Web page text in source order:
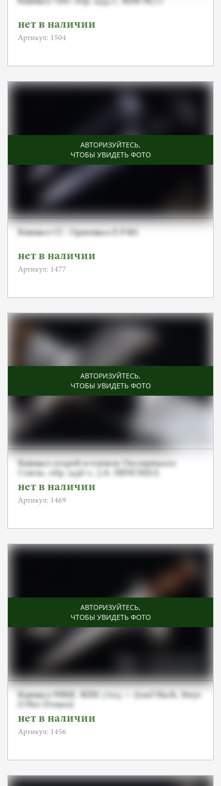
нет в наличии
Артикул: 1504
АВТОРИЗУЙТЕСЬ,
ЧТОБЫ УВИДЕТЬ ФОТО
Кинжал СС. Оригинал E.P.&S.
нет в наличии
Артикул: 1477
АВТОРИЗУЙТЕСЬ,
ЧТОБЫ УВИДЕТЬ ФОТО
Кинжал егерей и членов Охотничьего
Союза, обр. 1936 г., J.A. HENCKELS.
нет в наличии
Артикул: 1469
АВТОРИЗУЙТЕСЬ,
ЧТОБЫ УВИДЕТЬ ФОТО
Кинжал NSKK. RZM 7/103 — Josef Hack, Steyr
(Ober-Donau)
нет в наличии
Артикул: 1456